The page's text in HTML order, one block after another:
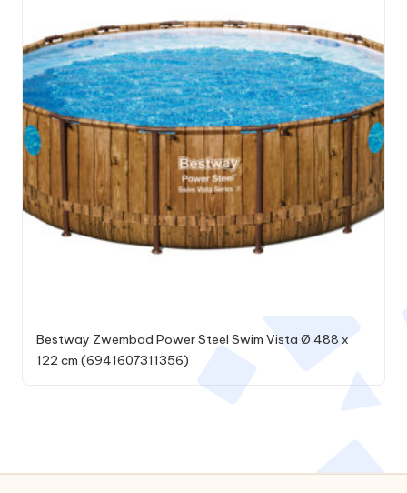
Bestway Zwembad Power Steel Swim Vista Ø 488 x
122 cm (6941607311356)